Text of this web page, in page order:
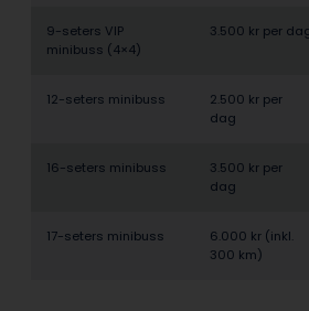
9-seters VIP
minibuss (4×4)
3.500 kr per
12-seters minibuss
2.500 kr per
dag
16-seters minibuss
3.500 kr per
dag
17-seters minibuss
6.000 kr (inkl.
300 km)